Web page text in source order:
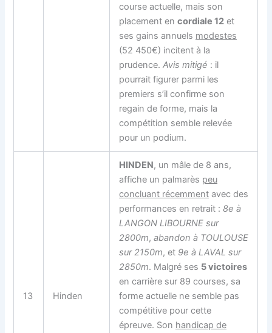
course actuelle, mais son
placement encordiale 12 et
ses gains annuels modestes
(52 450€) incitent à la
prudence.Avis mitigé : il
pourrait figurer parmi les
premiers s’il confirme son
regain de forme, mais la
compétition semble relevée
pour un podium.
13 Hinden
HINDEN, un mâle de 8 ans,
affiche un palmarès peu
concluant récemment avec des
performances en retrait :8e à
LANGON LIBOURNE sur
2800m,abandon à TOULOUSE
sur 2150m, et 9e à LAVAL sur
2850m. Malgré ses 5 victoires
en carrière sur 89 courses, sa
forme actuelle ne semble pas
compétitive pour cette
épreuve. Son handicap de